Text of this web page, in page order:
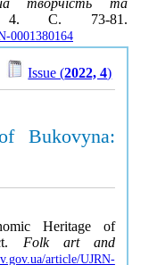
творчість та
С. 73-81.
0001380164
Issue (2022, 4)
Bukovyna:
Heritage of
Folk art and
article/UJRN-